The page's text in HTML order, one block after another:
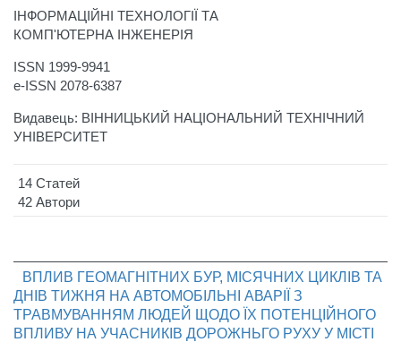
ІНФОРМАЦІЙНІ ТЕХНОЛОГІЇ ТА
КОМП'ЮТЕРНА ІНЖЕНЕРІЯ
ISSN 1999-9941
e-ISSN 2078-6387
Видавець: ВІННИЦЬКИЙ НАЦІОНАЛЬНИЙ ТЕХНІЧНИЙ
УНІВЕРСИТЕТ
14 Статей
42 Автори
ВПЛИВ ГЕОМАГНІТНИХ БУР, МІСЯЧНИХ ЦИКЛІВ ТА
ДНІВ ТИЖНЯ НА АВТОМОБІЛЬНІ АВАРІЇ З
ТРАВМУВАННЯМ ЛЮДЕЙ ЩОДО ЇХ ПОТЕНЦІЙНОГО
ВПЛИВУ НА УЧАСНИКІВ ДОРОЖНЬГО РУХУ У МІСТІ